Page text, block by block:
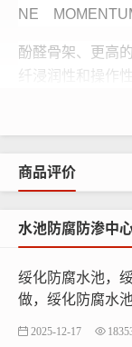
NE
酚醛骨架、更高
纤浸润性和操作性
高温下优异的强
形温度HDT达
应用：
化工设备和FRP制
高温湿氯气环境
剂环境。
使用于手糊、缠
商品评价
水池防腐防渗中
绥化防腐水池，
做，绥化防腐水
2025-12-17